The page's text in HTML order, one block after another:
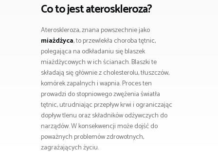
Co to jest ateroskleroza?
Ateroskleroza, znana powszechnie jako
miażdżyca, to przewlekła choroba tętnic,
polegająca na odkładaniu się blaszek
miażdżycowych w ich ścianach. Blaszki te
składają się głównie z cholesterolu, tłuszczów,
komórek zapalnych i wapnia. Proces ten
prowadzi do stopniowego zwężenia światła
tętnic, utrudniając przepływ krwi i ograniczając
dopływ tlenu oraz składników odżywczych do
narządów. W konsekwencji może dojść do
poważnych problemów zdrowotnych,
zagrażających życiu.